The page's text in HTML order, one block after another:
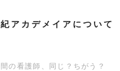
アカデメイアについて
の看護師、同じ？ちがう？